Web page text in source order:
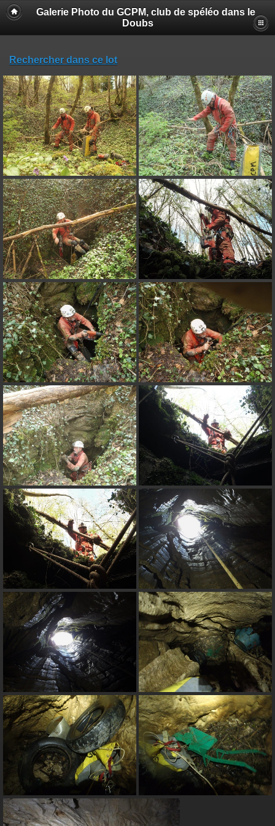
Galerie Photo du GCPM, club de spéléo dans le
Doubs
Rechercher dans ce lot